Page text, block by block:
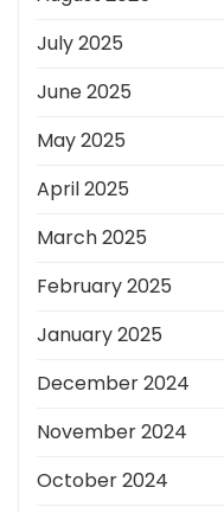
July 2025
June 2025
May 2025
April 2025
March 2025
February 2025
January 2025
December 2024
November 2024
October 2024